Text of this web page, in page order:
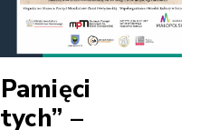
–